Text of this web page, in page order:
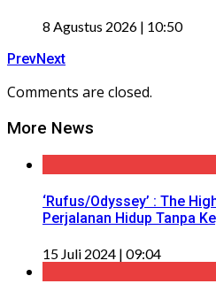
8 Agustus 2026 | 10:50
PrevNext
Comments are closed.
More News
‘Rufus/Odyssey’ : The
Perjalanan Hidup Tanpa
15 Juli 2024 | 09:04